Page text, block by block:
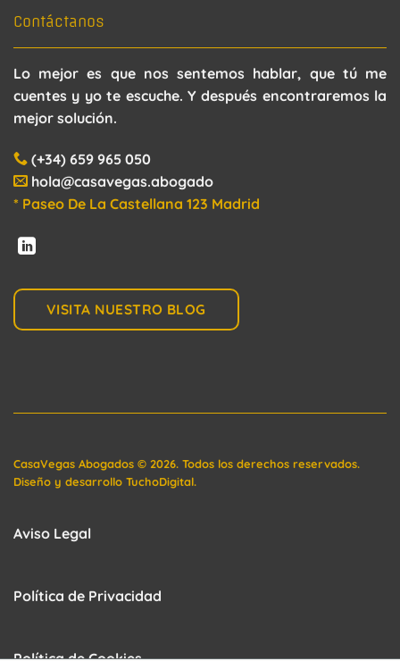
Contáctanos
Lo mejor es que nos sentemos hablar, que tú me
cuentes y yo te escuche. Y después encontraremos la
mejor solución.
(+34) 659 965 050
hola@casavegas.abogado
* Paseo De La Castellana 123 Madrid
VISITA NUESTRO BLOG
CasaVegas Abogados © 2026. Todos los derechos reservados.
Diseño y desarrollo TuchoDigital.
Aviso Legal
Política de Privacidad